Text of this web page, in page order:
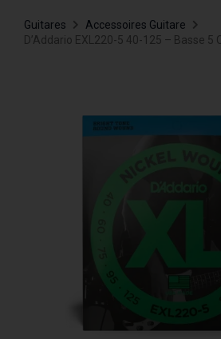
Guitares
Accessoires Guitare
D’Addario EXL220-5 40-125 – Basse 5